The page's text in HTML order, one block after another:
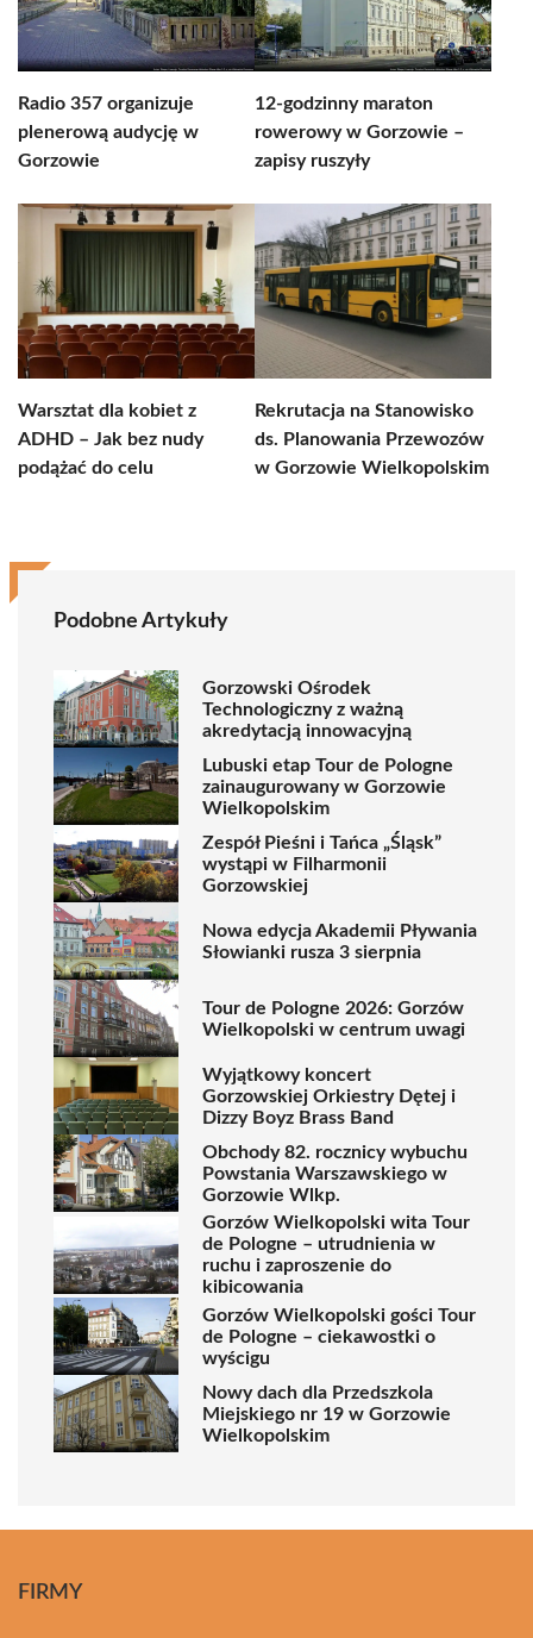
Radio 357 organizuje
plenerową audycję w
Gorzowie
12-godzinny maraton
rowerowy w Gorzowie –
zapisy ruszyły
Warsztat dla kobiet z
ADHD – Jak bez nudy
podążać do celu
Rekrutacja na Stanowisko
ds. Planowania Przewozów
w Gorzowie Wielkopolskim
Podobne Artykuły
Gorzowski Ośrodek
Technologiczny z ważną
akredytacją innowacyjną
Lubuski etap Tour de Pologne
zainaugurowany w Gorzowie
Wielkopolskim
Zespół Pieśni i Tańca „Śląsk”
wystąpi w Filharmonii
Gorzowskiej
Nowa edycja Akademii Pływania
Słowianki rusza 3 sierpnia
Tour de Pologne 2026: Gorzów
Wielkopolski w centrum uwagi
Wyjątkowy koncert
Gorzowskiej Orkiestry Dętej i
Dizzy Boyz Brass Band
Obchody 82. rocznicy wybuchu
Powstania Warszawskiego w
Gorzowie Wlkp.
Gorzów Wielkopolski wita Tour
de Pologne – utrudnienia w
ruchu i zaproszenie do
kibicowania
Gorzów Wielkopolski gości Tour
de Pologne – ciekawostki o
wyścigu
Nowy dach dla Przedszkola
Miejskiego nr 19 w Gorzowie
Wielkopolskim
FIRMY